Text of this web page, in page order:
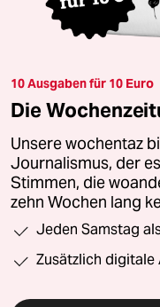
10 Ausgaben für 10 Euro
Die
Unsere wochentaz
Journalismus, der
Stimmen, die
zehn Wochen lang
Jeden Samstag
Zusätzlich digitale